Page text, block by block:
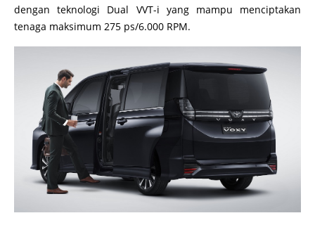
dengan teknologi Dual VVT-i yang mampu menciptakan
tenaga maksimum 275 ps/6.000 RPM.